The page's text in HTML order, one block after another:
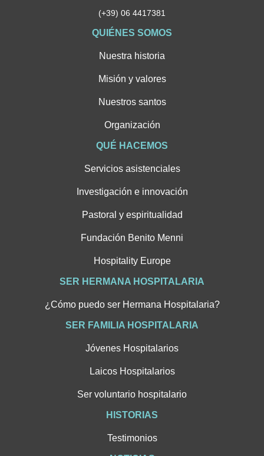
(+39) 06 4417381
QUIÉNES SOMOS
Nuestra historia
Misión y valores
Nuestros santos
Organización
QUÉ HACEMOS
Servicios asistenciales
Investigación e innovación
Pastoral y espiritualidad
Fundación Benito Menni
Hospitality Europe
SER HERMANA HOSPITALARIA
¿Cómo puedo ser Hermana Hospitalaria?
SER FAMILIA HOSPITALARIA
Jóvenes Hospitalarios
Laicos Hospitalarios
Ser voluntario hospitalario
HISTORIAS
Testimonios